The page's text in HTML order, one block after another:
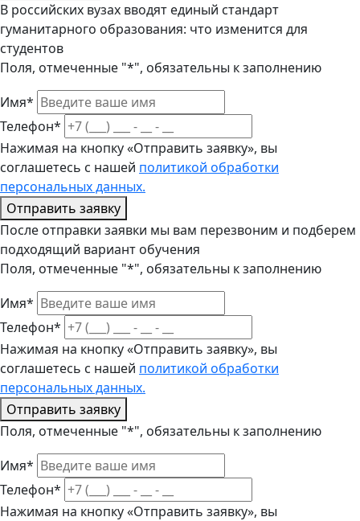
В российских вузах вводят единый стандарт
гуманитарного образования: что изменится для
студентов
Поля, отмеченные "*", обязательны к заполнению
Имя*
Телефон*
Нажимая на кнопку «Отправить заявку», вы
соглашетесь с нашей политикой обработки
персональных данных.
Отправить заявку
После отправки заявки мы вам перезвоним и подберем
подходящий вариант обучения
Поля, отмеченные "*", обязательны к заполнению
Имя*
Телефон*
Нажимая на кнопку «Отправить заявку», вы
соглашетесь с нашей политикой обработки
персональных данных.
Отправить заявку
Поля, отмеченные "*", обязательны к заполнению
Имя*
Телефон*
Нажимая на кнопку «Отправить заявку», вы